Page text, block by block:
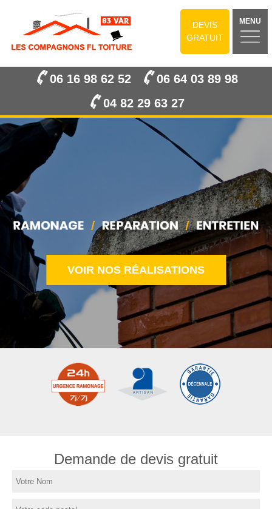
DEVIS
GRATUIT
MENU
06 16 98 62 52
06 64 03 89 98
04 82 29 63 27
VOIR NOS RÉALISATIONS
Demande de devis gratuit